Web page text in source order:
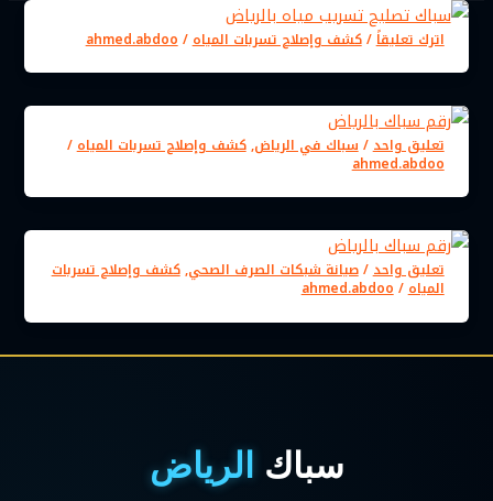
اترك تعليقاً/كشف وإصلاح تسربات المياه/
ahmed.abdoo
تعليق واحد/سباك في الرياض,كشف وإصلاح تسربات المياه/
ahmed.abdoo
تعليق واحد/صيانة شبكات الصرف الصحي,كشف وإصلاح تسربات
المياه/
ahmed.abdoo
سباك الرياض